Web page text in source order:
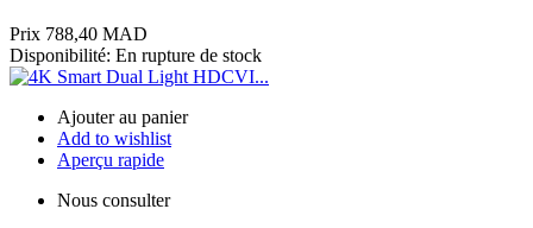
Prix 788,40 MAD
Disponibilité: En rupture de stock
Ajouter au panier
Add to wishlist
Aperçu rapide
Nous consulter